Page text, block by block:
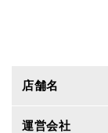
店舗名
運営会社